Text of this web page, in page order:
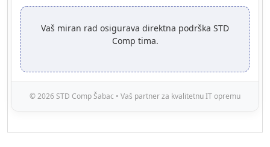
Vaš miran rad osigurava direktna podrška STD
Comp tima.
© 2026 STD Comp Šabac • Vaš partner za kvalitetnu IT opremu